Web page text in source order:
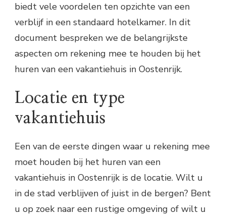
biedt vele voordelen ten opzichte van een
verblijf in een standaard hotelkamer. In dit
document bespreken we de belangrijkste
aspecten om rekening mee te houden bij het
huren van een vakantiehuis in Oostenrijk.
Locatie en type
vakantiehuis
Een van de eerste dingen waar u rekening mee
moet houden bij het huren van een
vakantiehuis in Oostenrijk is de locatie. Wilt u
in de stad verblijven of juist in de bergen? Bent
u op zoek naar een rustige omgeving of wilt u